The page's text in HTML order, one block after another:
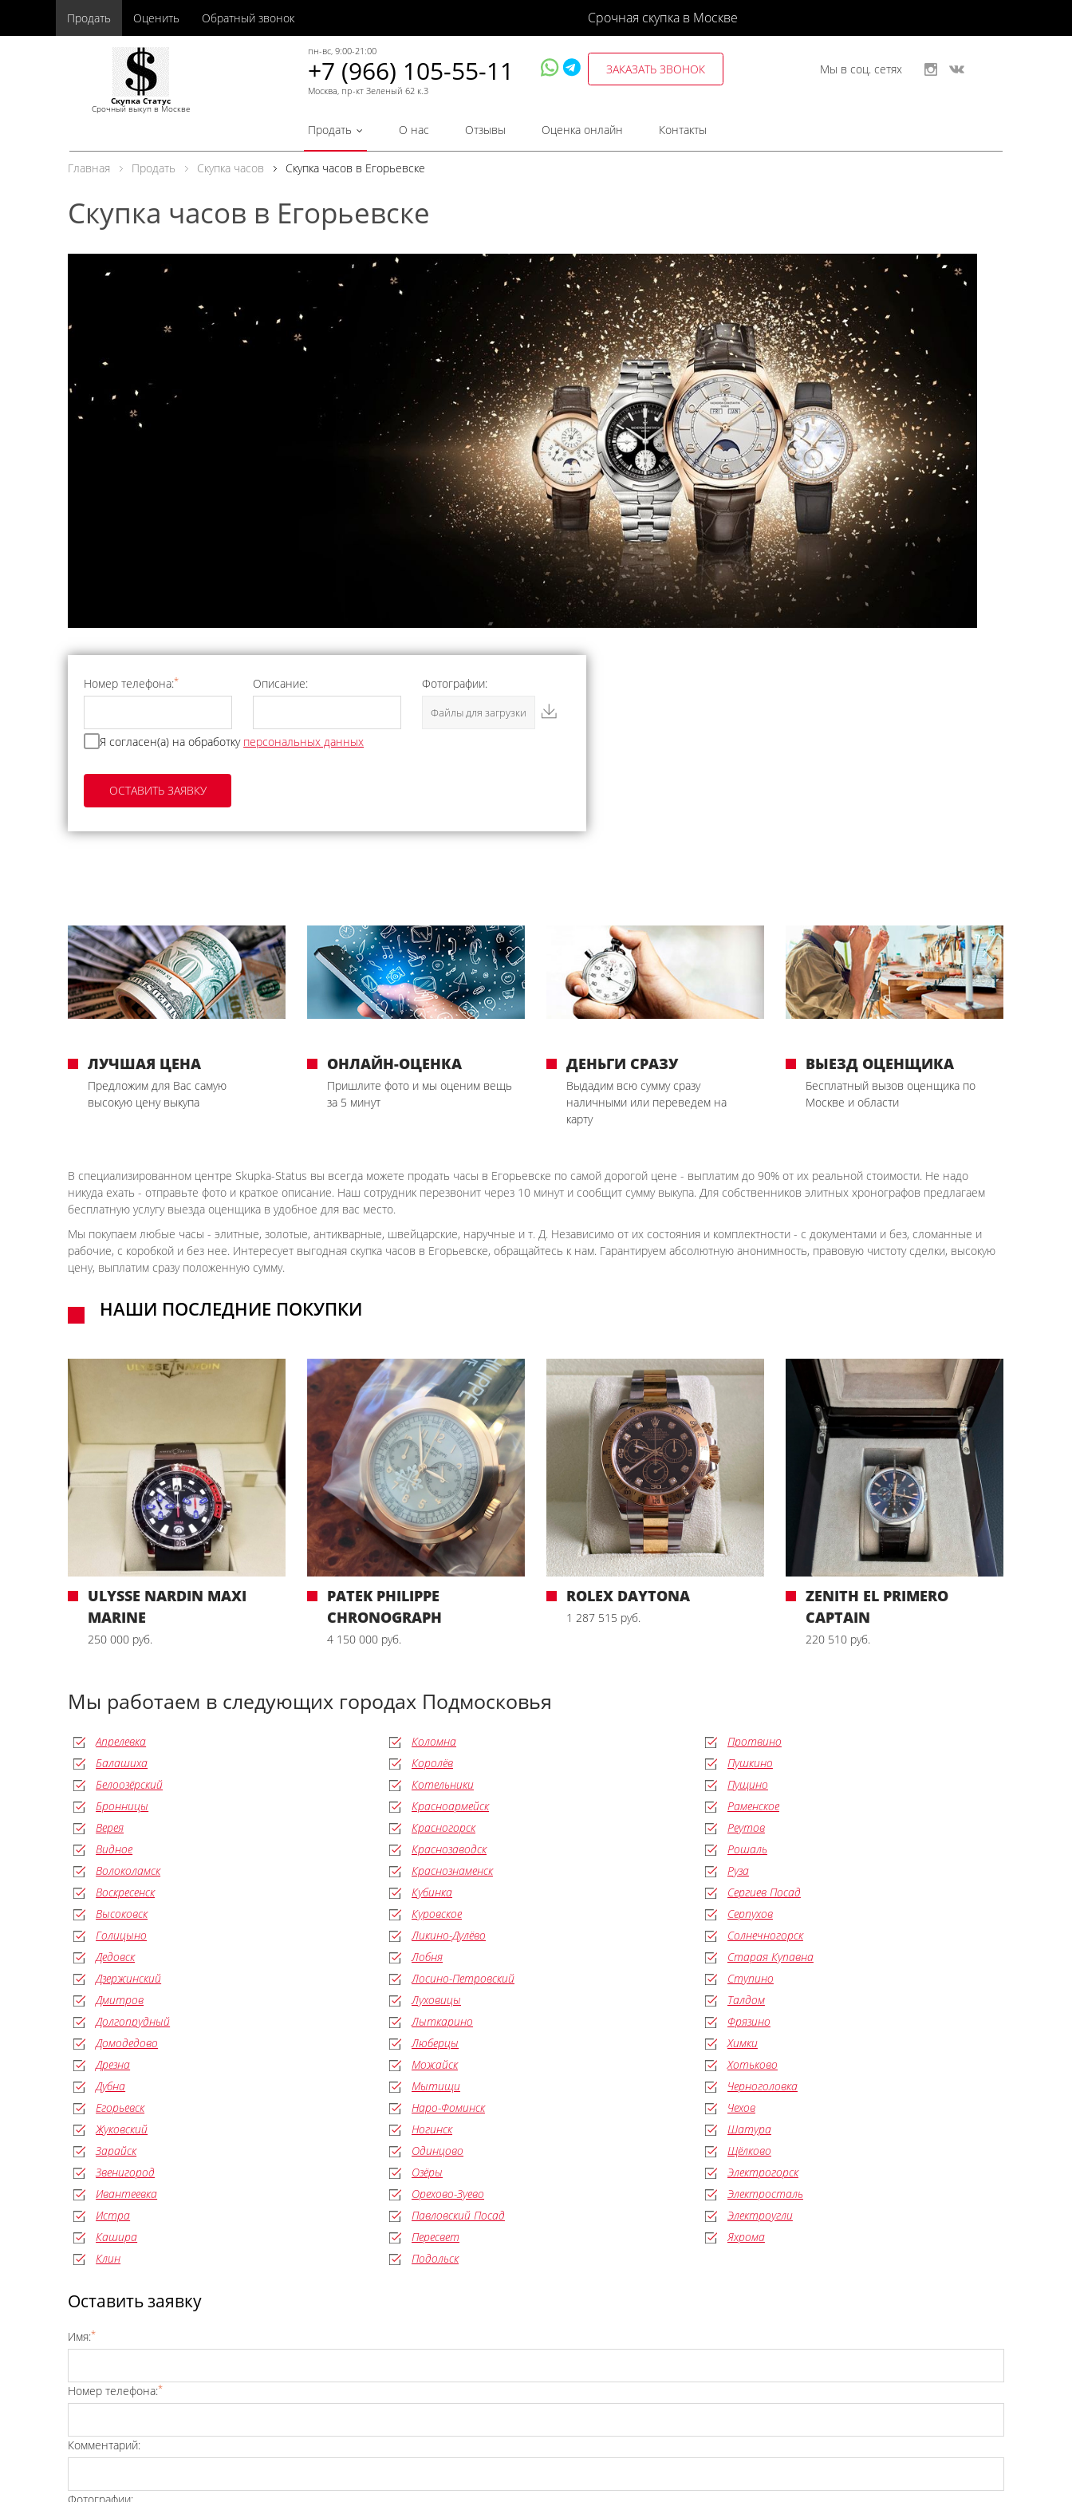
Продать Оценить Обратный звонок Срочная скупка в Москве
Скупка Статус
Срочный выкуп в Москве
пн-вс, 9:00-21:00
+7 (966) 105-55-11
Москва, пр-кт Зеленый 62 к.3
ЗАКАЗАТЬ ЗВОНОК Мы в соц. сетях
Продать О нас Отзывы Оценка онлайн Контакты
Главная Продать Скупка часов Скупка часов в Егорьевске
Скупка часов в Егорьевске
Номер телефона:* Описание: Фотографии:
Файлы для загрузки
Я согласен(а) на обработку персональных данных
ЛУЧШАЯ ЦЕНА
Предложим для Вас самую
высокую цену выкупа
ОНЛАЙН-ОЦЕНКА
Пришлите фото и мы оценим вещь
за 5 минут
ДЕНЬГИ СРАЗУ
Выдадим всю сумму сразу
наличными или переведем на
карту
ВЫЕЗД ОЦЕНЩИКА
Бесплатный вызов оценщика по
Москве и области
В специализированном центре Skupka-Status вы всегда можете продать часы в Егорьевске по самой дорогой цене - выплатим до 90% от их реальной стоимости. Не надо
никуда ехать - отправьте фото и краткое описание. Наш сотрудник перезвонит через 10 минут и сообщит сумму выкупа. Для собственников элитных хронографов предлагаем
бесплатную услугу выезда оценщика в удобное для вас место.
Мы покупаем любые часы - элитные, золотые, антикварные, швейцарские, наручные и т. Д. Независимо от их состояния и комплектности - с документами и без, сломанные и
рабочие, с коробкой и без нее. Интересует выгодная скупка часов в Егорьевске, обращайтесь к нам. Гарантируем абсолютную анонимность, правовую чистоту сделки, высокую
цену, выплатим сразу положенную сумму.
НАШИ ПОСЛЕДНИЕ ПОКУПКИ
ULYSSE NARDIN MAXI
MARINE
250 000 руб.
PATEK PHILIPPE
CHRONOGRAPH
4 150 000 руб.
ROLEX DAYTONA
1 287 515 руб.
ZENITH EL PRIMERO
CAPTAIN
220 510 руб.
Мы работаем в следующих городах Подмосковья
Апрелевка
Балашиха
Белоозёрский
Бронницы
Верея
Видное
Волоколамск
Воскресенск
Высоковск
Голицыно
Дедовск
Дзержинский
Дмитров
Долгопрудный
Домодедово
Дрезна
Дубна
Егорьевск
Жуковский
Зарайск
Звенигород
Ивантеевка
Истра
Кашира
Клин
Коломна
Королёв
Котельники
Красноармейск
Красногорск
Краснозаводск
Краснознаменск
Кубинка
Куровское
Ликино-Дулёво
Лобня
Лосино-Петровский
Луховицы
Лыткарино
Люберцы
Можайск
Мытищи
Наро-Фоминск
Ногинск
Одинцово
Озёры
Орехово-Зуево
Павловский Посад
Пересвет
Подольск
Протвино
Пушкино
Пущино
Раменское
Реутов
Рошаль
Руза
Сергиев Посад
Серпухов
Солнечногорск
Старая Купавна
Ступино
Талдом
Фрязино
Химки
Хотьково
Черноголовка
Чехов
Шатура
Щёлково
Электрогорск
Электросталь
Электроугли
Яхрома
Оставить заявку
Имя:*
Номер телефона:*
Комментарий: